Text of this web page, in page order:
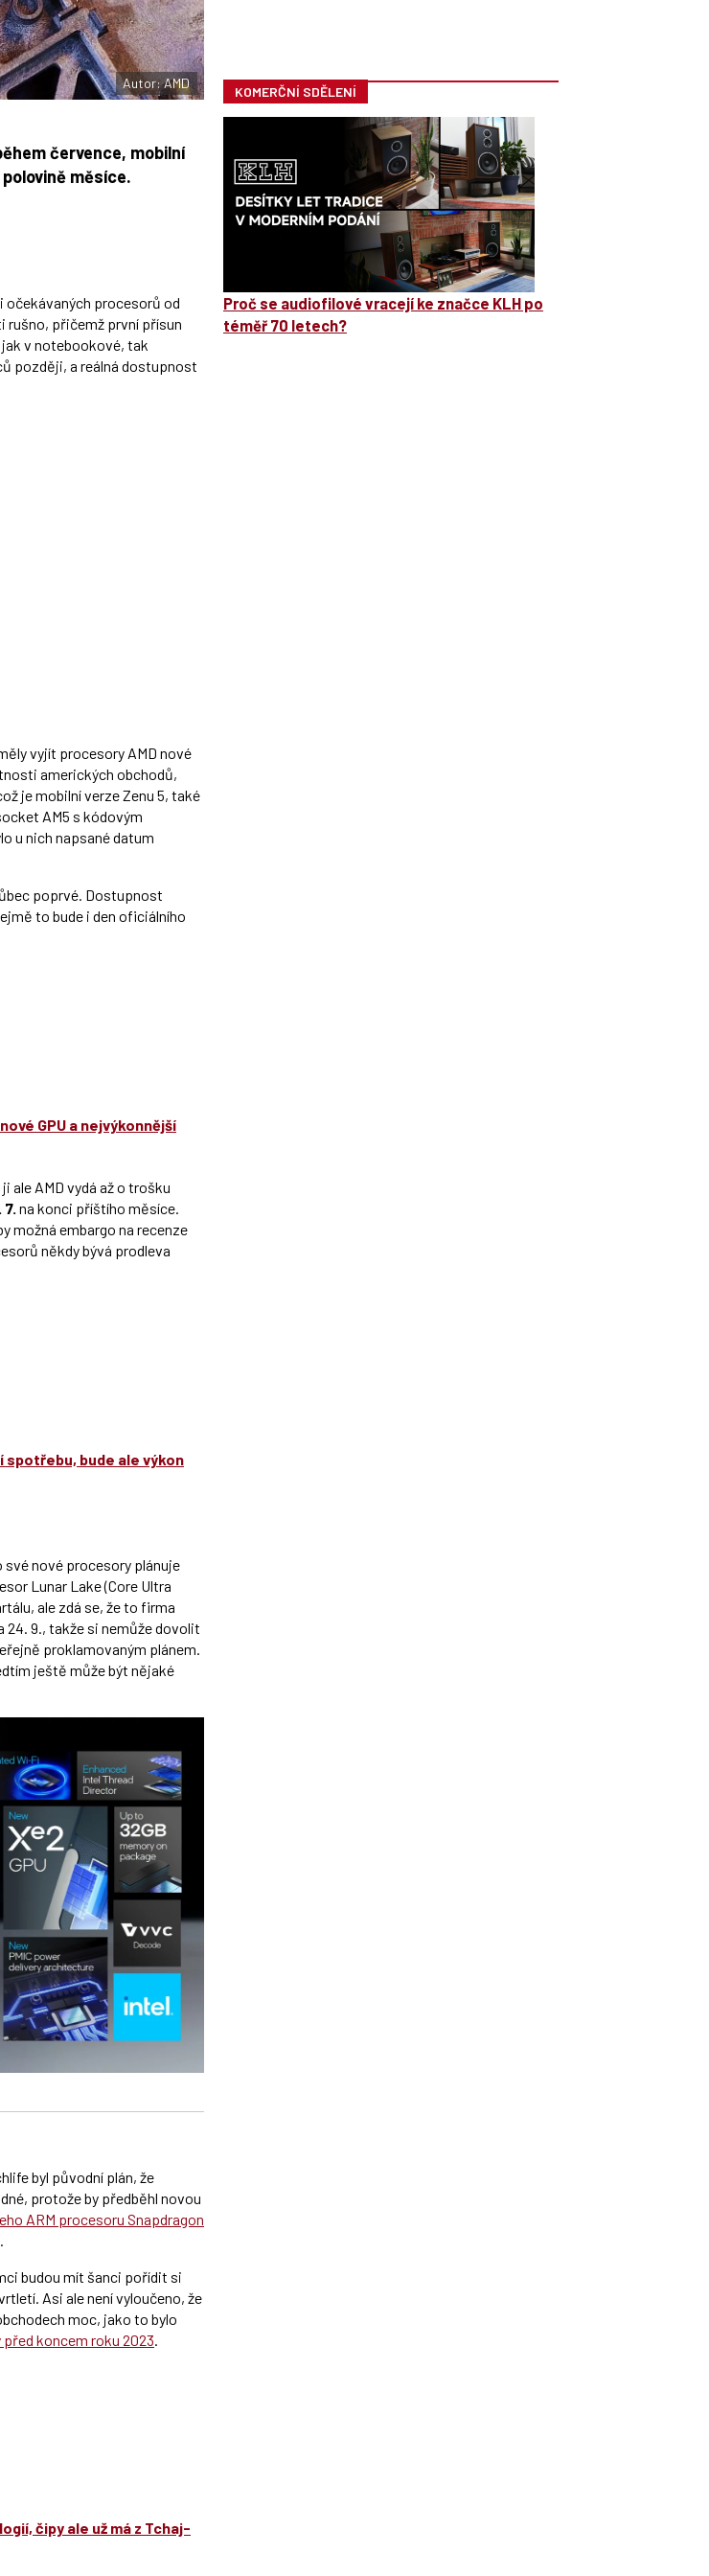
Autor: AMD
července, mobilní
měsíce.
očekávaných procesorů od
rušno, přičemž první přísun
jak v notebookové, tak
později, a reálná dostupnost
vyjít procesory AMD nové
amerických obchodů,
je mobilní verze Zenu 5, také
AM5 s kódovým
u nich napsané datum
poprvé. Dostupnost
to bude i den oficiálního
GPU a nejvýkonnější
ale AMD vydá až o trošku
7. na konci příštího měsíce.
možná embargo na recenze
někdy bývá prodleva
spotřebu, bude ale výkon
své nové procesory plánuje
Lunar Lake (Core Ultra
ale zdá se, že to firma
24. 9., takže si nemůže dovolit
proklamovaným plánem.
ještě může být nějaké
byl původní plán, že
protože by předběhl novou
ARM procesoru Snapdragon
budou mít šanci pořídit si
Asi ale není vyloučeno, že
moc, jako to bylo
koncem roku 2023.
čipy ale už má z Tchaj-
KOMERČNÍ SDĚLENÍ
Proč se audiofilové vracejí ke značce KLH po
téměř 70 letech?